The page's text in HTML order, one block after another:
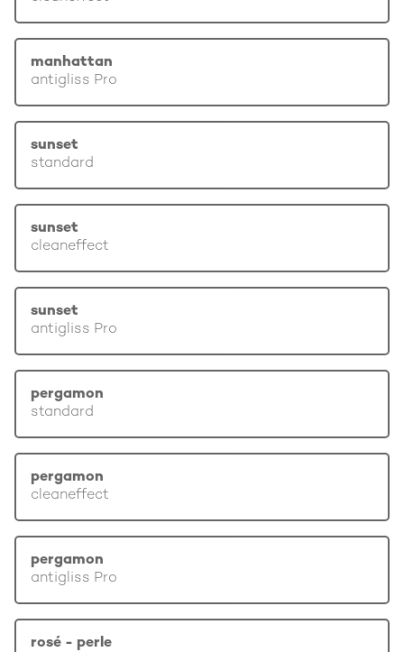
manhattan
antigliss Pro
sunset
standard
sunset
cleaneffect
sunset
antigliss Pro
pergamon
standard
pergamon
cleaneffect
pergamon
antigliss Pro
rosé - perle